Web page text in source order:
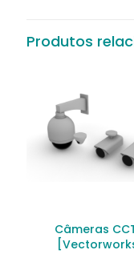
BR – Área
O seu endereço
obrigatórios são
Sua avaliação
*
2 de 5
Produtos
Câmeras